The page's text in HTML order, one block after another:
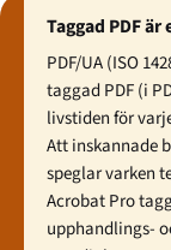
Taggad PDF
PDF/UA (ISO
taggad PDF (i
livstiden för
Att inskannade
speglar varken
Acrobat Pro
upphandlings-